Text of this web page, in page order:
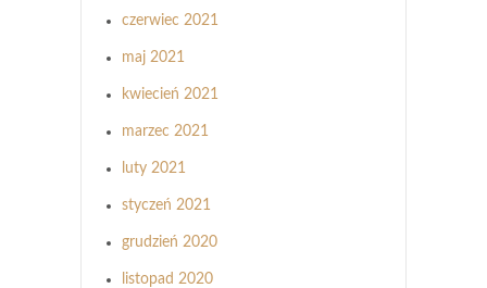
czerwiec 2021
maj 2021
kwiecień 2021
marzec 2021
luty 2021
styczeń 2021
grudzień 2020
listopad 2020